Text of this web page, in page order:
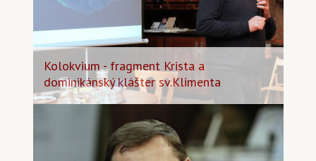
Kolokvium - fragment Krista a
dominikánský klášter sv.Klimenta